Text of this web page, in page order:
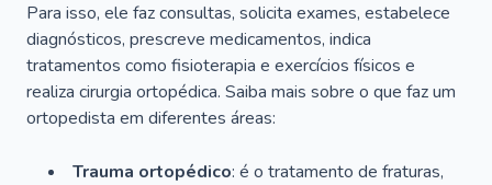
Para isso, ele faz consultas, solicita exames, estabelece
diagnósticos, prescreve medicamentos, indica
tratamentos como fisioterapia e exercícios físicos e
realiza cirurgia ortopédica. Saiba mais sobre o que faz um
ortopedista em diferentes áreas:
Trauma ortopédico: é o tratamento de fraturas,